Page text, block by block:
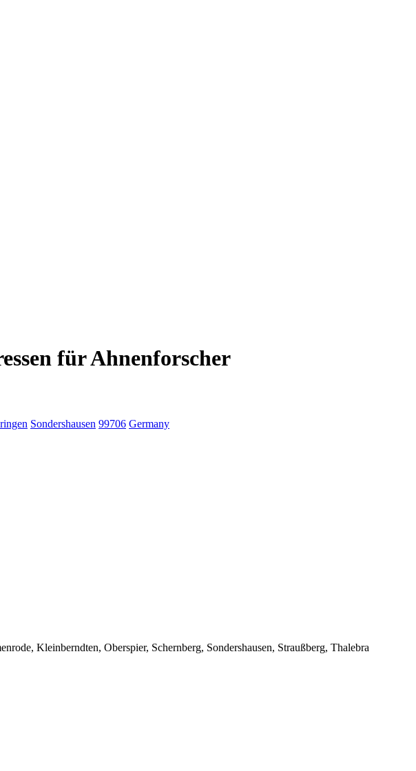
für Ahnenforscher
Sondershausen 99706 Germany
Kleinberndten, Oberspier, Schernberg, Sondershausen, Straußberg, Thalebra